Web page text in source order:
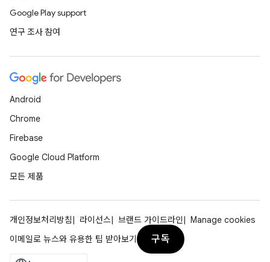
Google Play support
연구 조사 참여
Android
Chrome
Firebase
Google Cloud Platform
모든 제품
개인정보처리방침 라이선스 브랜드 가이드라인
Manage cookies
이메일로 뉴스와 유용한 팁 받아보기
구독